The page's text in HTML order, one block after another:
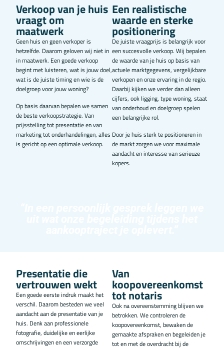
Verkoop van je huis
vraagt om
maatwerk
Geen huis en geen verkoper is
hetzelfde. Daarom geloven wij niet in
in maatwerk. Een goede verkoop
begint met luisteren, wat is jouw doel,
wat is de juiste timing en wie is de
doelgroep voor jouw woning?
Op basis daarvan bepalen we samen
de beste verkoopstrategie. Van
prijsstelling tot presentatie en van
marketing tot onderhandelingen, alles
is gericht op een optimale verkoop.
Een realistische
waarde en sterke
positionering
De juiste vraagprijs is belangrijk voor
een succesvolle verkoop. Wij bepalen
de waarde van je huis op basis van
actuele marktgegevens, vergelijkbare
verkopen en onze ervaring in de regio.
Daarbij kijken we verder dan alleen
cijfers, ook ligging, type woning, staat
van onderhoud en doelgroep spelen
een belangrijke rol.
Door je huis sterk te positioneren in
de markt zorgen we voor maximale
aandacht en interesse van serieuze
kopers.
Presentatie die
vertrouwen wekt
Een goede eerste indruk maakt het
verschil. Daarom besteden we veel
aandacht aan de presentatie van je
huis. Denk aan professionele
fotografie, duidelijke en eerlijke
omschrijvingen en een verzorgde
Van
koopovereenkomst
tot notaris
Ook na overeenstemming blijven we
betrokken. We controleren de
koopovereenkomst, bewaken de
gemaakte afspraken en begeleiden je
tot en met de overdracht bij de